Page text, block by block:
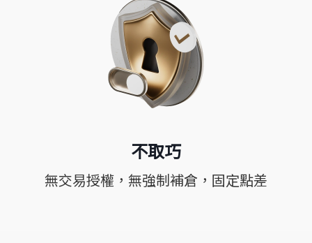
不取巧
無交易授權，無強制補倉，固定點差